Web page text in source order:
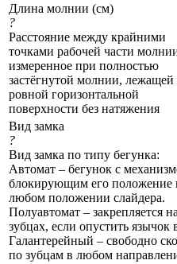
Длина молнии (см)
?
Расстояние между крайними
точками рабочей части
измеренное при полностью
застёгнутой молнии, лежащей
ровной горизонтальной
поверхности без натяжения
Вид замка
?
Вид замка по типу бегунка:
Автомат – бегунок с
блокирующим его положение
любом положении слайдера.
Полуавтомат – закрепляется на
зубцах, если опустить язычок
Галантерейный – свободно
по зубцам в любом